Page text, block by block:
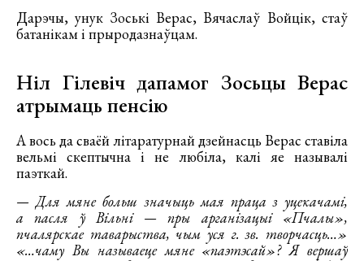
Дарэчы, унук Зоські Верас, Вячаслаў Войцік, стаў
батанікам і прыродазнаўцам.
Ніл Гілевіч дапамог Зосьцы Верас
атрымаць пенсію
А вось да сваёй літаратурнай дзейнасць Верас ставіла
вельмі скептычна і не любіла, калі яе называлі
паэткай.
— Для мяне больш значыць мая праца з уцекачамі,
а пасля ў Вільні — пры арганізацыі «Пчалы»,
пчалярскае таварыства, чым уся г. зв. творчасць…»
«…чаму Вы называеце мяне «паэтэсай»? Я вершаў